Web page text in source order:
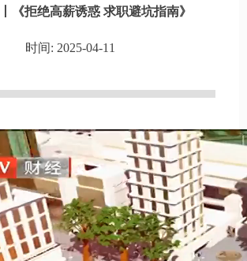
《拒绝高薪诱惑 求职避坑指南》
时间: 2025-04-11